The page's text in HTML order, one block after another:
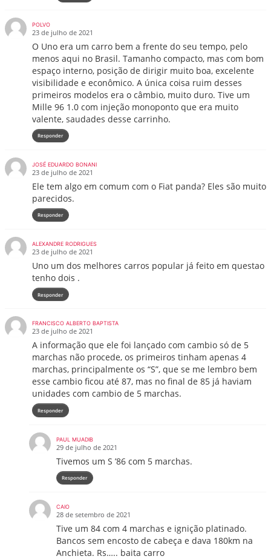
POLVO
23 de julho de 2021
O Uno era um carro bem a frente do seu tempo, pelo
menos aqui no Brasil. Tamanho compacto, mas com bom
espaço interno, posição de dirigir muito boa, excelente
visibilidade e econômico. A única coisa ruim desses
primeiros modelos era o câmbio, muito duro. Tive um
Mille 96 1.0 com injeção monoponto que era muito
valente, saudades desse carrinho.
Responder
JOSÉ EDUARDO BONANI
23 de julho de 2021
Ele tem algo em comum com o Fiat panda? Eles são muito
parecidos.
Responder
ALEXANDRE RODRIGUES
23 de julho de 2021
Uno um dos melhores carros popular já feito em questao
tenho dois .
Responder
FRANCISCO ALBERTO BAPTISTA
23 de julho de 2021
A informação que ele foi lançado com cambio só de 5
marchas não procede, os primeiros tinham apenas 4
marchas, principalmente os “S”, que se me lembro bem
esse cambio ficou até 87, mas no final de 85 já haviam
unidades com cambio de 5 marchas.
Responder
PAUL MUADIB
29 de julho de 2021
Tivemos um S ’86 com 5 marchas.
Responder
CAIO
28 de setembro de 2021
Tive um 84 com 4 marchas e ignição platinado.
Bancos sem encosto de cabeça e dava 180km na
Anchieta. Rs….. baita carro